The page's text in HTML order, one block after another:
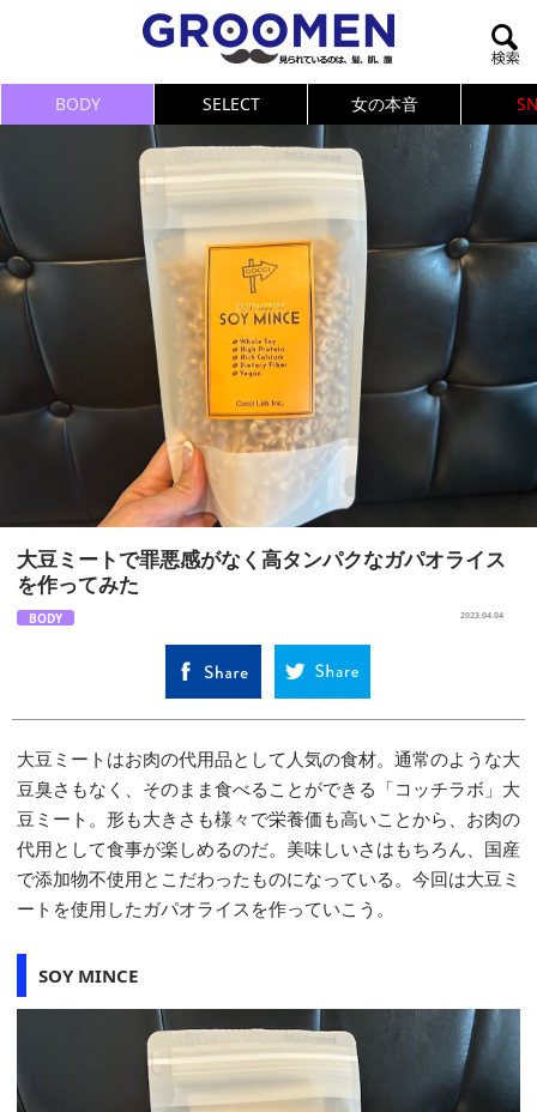
BODY SELECT 女の本音
大豆ミートで罪悪感がなく高タンパクなガパオライス
を作ってみた
BODY 2023.04.04
大豆ミートはお肉の代用品として人気の食材。通常のような大
豆臭さもなく、そのまま食べることができる「コッチラボ」大
豆ミート。形も大きさも様々で栄養価も高いことから、お肉の
代用として食事が楽しめるのだ。美味しいさはもちろん、国産
で添加物不使用とこだわったものになっている。今回は大豆ミ
ートを使用したガパオライスを作っていこう。
SOY MINCE